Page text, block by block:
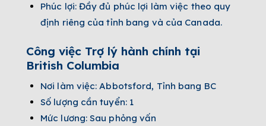
Phúc lợi: Đầy đủ phúc lợi làm việc theo quy
định riêng của tỉnh bang và của Canada.
Công việc Trợ lý hành chính tại
British Columbia
Nơi làm việc: Abbotsford, Tỉnh bang BC
Số lượng cần tuyển: 1
Mức lương: Sau phỏng vấn